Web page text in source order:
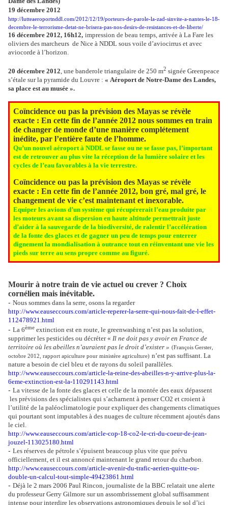
19 décembre 2012
http://lutteaeroportnddl.com/2012/12/19/porteurs-de-parole-la-zad-sinvite-a-nantes-le-18-
decembre-le-terrorisme-detat-ne-brisera-pas-nos-desirs-de-resistances-et-de-liberte/
16 décembre 2012, 16h12, impression de beau temps, arrivée à La Fare les
oliviers des marcheurs de Nice à NDDL sous voile d’aviocirrus et avec
aviocorde à l’horizon.
20 décembre 2012 , une banderole triangulaire de 250 m2 signée Greenpeace
s’étale sur la pyramide du Louvre : « Aéroport de Notre-Dame des Landes,
sa place est au musée ».
Coïncidence ou pas la prévision des Mayas se révèle
exacte : En cette fin de l’année 2012 nous sommes en train
de changer de monde d’une manière complétement
inédite, par l’entière faute de l’homme.
Qu’un nouvel aéroport à NDDL se fasse ou ne se fasse pas, l’important
est de retrouver au plus vite la réception de la lumière solaire et les
cycles de l’eau favorables à la vie terrestre.
Coïncidence ou pas la prévision des Mayas se révèle
exacte : En cette fin de l’année 2012, bon gré, mal gré, le
changement de vie c’est maintenant et inexorable.
Equiper les avions d’un système qui récupérerait l’eau produite par
les moteurs avant sa dispersion en haute altitude permettrait juste
d’aider à la sauvegarde de la biodiversité, de ralentir l’accélération
de la fonte des glaces et de gagner un peu de temps pour enterrer
dignement la mondialisation à outrance tout en réinventant une vie les
pieds sur terre au sens propre comme au figuré.
Mourir à notre train de vie actuel ou crever ? Choix
cornélien mais inévitable.
- Nous sommes dans la serre, osons la regarder
http://www.eauseccours.com/article-reperer-la-serre-qui-nous-fait-de-l-effet-
112478921.html
- La 6ème extinction est en route, le greenwashing n’est pas la solution,
supprimer les pesticides ou décréter « Il ne doit pas y avoir en France de
territoire où les abeilles n’auraient pas le droit d’exister » (François Gerster,
octobre 2012, rapport apiculture pour ministère agriculture) n’est pas suffisant. La
nature a besoin de ciel bleu et de rayons du soleil parallèles.
http://www.eauseccours.com/article-la-reine-des-abeilles-n-y-arrive-plus-la-
6eme-extinction-est-la-110291143.html
- La vitesse de la fonte des glaces et celle de la montée des eaux dépassent
les prévisions des spécialistes qui s’acharnent à penser CO2 et croient à
l’utilité de la paléoclimatologie pour expliquer des changements climatiques
qui pourtant sont imputables à des nuages de culture récemment ajoutés dans
le ciel.
http://www.eauseccours.com/article-cop-18-co2-le-cri-du-coeur-de-jean-
jouzel-113025180.html
- Les réserves de pétrole s’épuisent beaucoup plus vite que prévu
officiellement, et il est annoncé maintenant le grand retour du charbon.
http://www.eauseccours.com/article-avenir-du-trafic-aerien-quitte-ou-
double-un-calcul-tout-simple-49423861.html
- Déjà le 2 mars 2006 Paul Rincon, journaliste de la BBC relatait une alerte
du professeur Gerry Gilmore sur un assombrissement global suffisamment
intense pour interdire les observations astronomiques depuis le sol d’ici